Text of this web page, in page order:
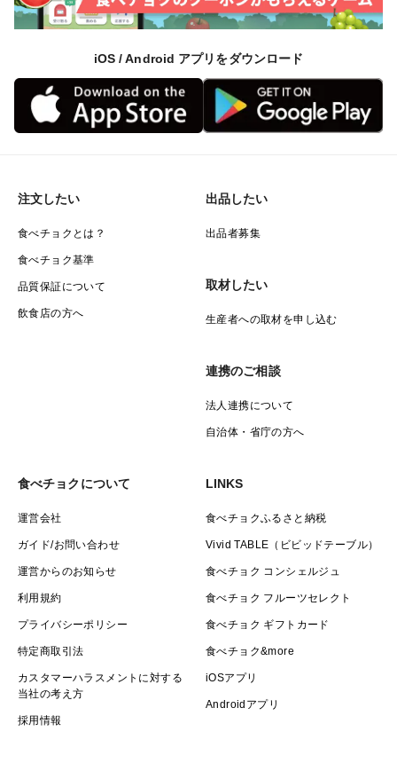
iOS / Android アプリをダウンロード
注文したい
食べチョクとは？
食べチョク基準
品質保証について
飲食店の方へ
出品したい
出品者募集
取材したい
生産者への取材を申し込む
連携のご相談
法人連携について
自治体・省庁の方へ
食べチョクについて
運営会社
ガイド/お問い合わせ
運営からのお知らせ
利用規約
プライバシーポリシー
特定商取引法
カスタマーハラスメントに対する
当社の考え方
採用情報
LINKS
食べチョクふるさと納税
Vivid TABLE（ビビッドテーブル）
食べチョク コンシェルジュ
食べチョク フルーツセレクト
食べチョク ギフトカード
食べチョク&more
iOSアプリ
Androidアプリ